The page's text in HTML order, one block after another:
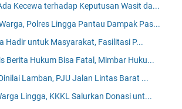
Kecewa terhadap Keputusan Wasit da...
Polres Lingga Pantau Dampak Pas...
Hadir untuk Masyarakat, Fasilitasi P...
Berita Hukum Bisa Fatal, Mimbar Huku...
Lamban, PJU Jalan Lintas Barat ...
Lingga, KKKL Salurkan Donasi unt...